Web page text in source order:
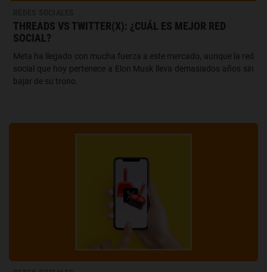
THREADS VS TWITTER(X): ¿CUÁL ES MEJOR RED
SOCIAL?
Meta ha llegado con mucha fuerza a este mercado, aunque la red
social que hoy pertenece a Elon Musk lleva demasiados años sin
bajar de su trono.